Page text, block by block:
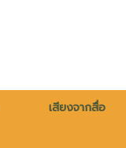
เสียงจากสื่อ